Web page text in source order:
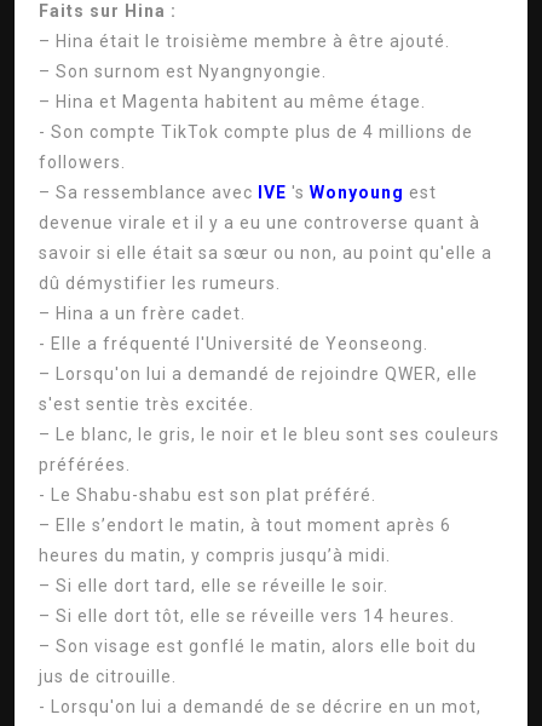
Faits sur Hina :
– Hina était le troisième membre à être ajouté.
– Son surnom est Nyangnyongie.
– Hina et Magenta habitent au même étage.
- Son compte TikTok compte plus de 4 millions de
followers.
– Sa ressemblance avec
IVE 's Wonyoung est
devenue virale et il y a eu une controverse quant à
savoir si elle était sa sœur ou non, au point qu'elle a
dû démystifier les rumeurs.
– Hina a un frère cadet.
- Elle a fréquenté l'Université de Yeonseong.
– Lorsqu'on lui a demandé de rejoindre QWER, elle
s'est sentie très excitée.
– Le blanc, le gris, le noir et le bleu sont ses couleurs
préférées.
- Le Shabu-shabu est son plat préféré.
– Elle s’endort le matin, à tout moment après 6
heures du matin, y compris jusqu’à midi.
– Si elle dort tard, elle se réveille le soir.
– Si elle dort tôt, elle se réveille vers 14 heures.
– Son visage est gonflé le matin, alors elle boit du
jus de citrouille.
- Lorsqu'on lui a demandé de se décrire en un mot,